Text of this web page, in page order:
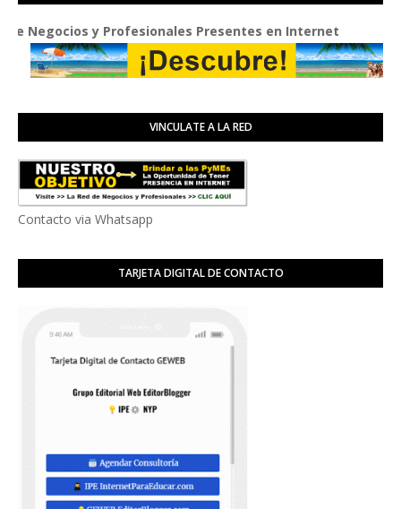
y Profesionales Presentes en Internet
VINCULATE A LA RED
Contacto via Whatsapp
TARJETA DIGITAL DE CONTACTO